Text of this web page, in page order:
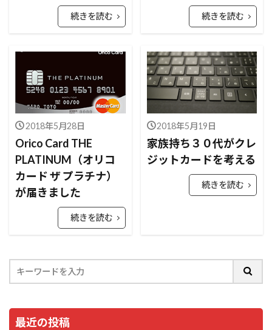
続きを読む 続きを読む
2018年5月28日
Orico Card THE
PLATINUM（オリコ
カード ザ プラチナ）
が届きました
続きを読む
2018年5月19日
家族持ち３０代がクレ
ジットカードを考える
続きを読む
最近の投稿